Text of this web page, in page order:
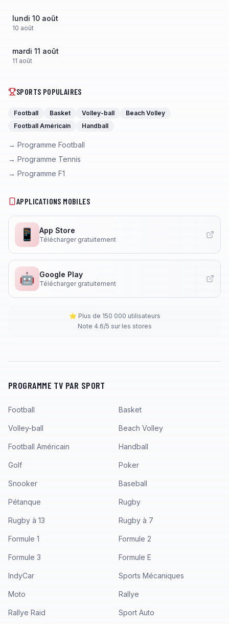
lundi 10 août
10 août
mardi 11 août
11 août
SPORTS POPULAIRES
Football Basket Volley-ball
Beach Volley
Football Américain
Handball
→ Programme Football
→ Programme Tennis
→ Programme F1
APPLICATIONS MOBILES
📱 App Store
Télécharger gratuitement
🤖 Google Play
Télécharger gratuitement
⭐ Plus de 150 000 utilisateurs
Note 4.6/5 sur les stores
PROGRAMME TV PAR SPORT
Football Basket
Volley-ball Beach Volley
Football Américain Handball
Golf Poker
Snooker Baseball
Pétanque Rugby
Rugby à 13 Rugby à 7
Formule 1 Formule 2
Formule 3 Formule E
IndyCar Sports Mécaniques
Moto Rallye
Rallye Raid Sport Auto